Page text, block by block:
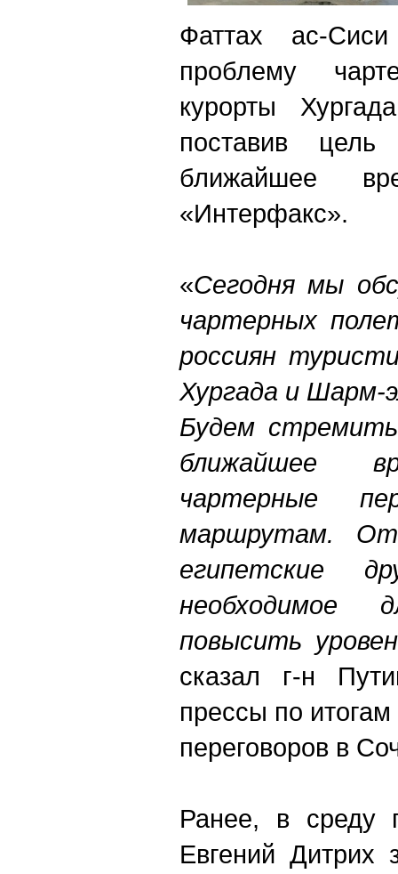
Фаттах ас-
проблему
курорты
поставив
ближайшее
«Интерфакс».
«Сегодня мы
чартерных
россиян
Хургада и Шарм-
Будем
ближайшее
чартерные
маршрутам.
египетские
повысить
сказал г-н
прессы по итогам
переговоров в
Ранее, в среду
Евгений Дитрих